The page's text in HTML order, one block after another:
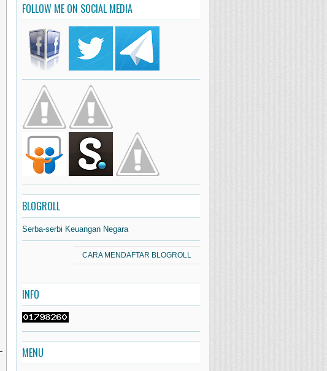
FOLLOW ME ON SOCIAL MEDIA
BLOGROLL
Serba-serbi Keuangan Negara
CARA MENDAFTAR BLOGROLL
INFO
MENU